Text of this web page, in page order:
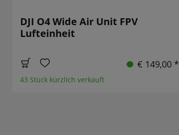
DJI O4 Wide Air Unit FPV
Lufteinheit
€ 149,00 *
43 Stück kürzlich verkauft